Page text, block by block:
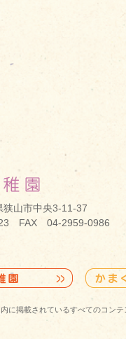
山市中央3-11-37
FAX 04-2959-0986
に掲載されているすべてのコン